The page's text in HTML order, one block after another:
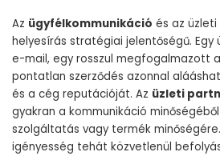
Az ügyfélkommunikáció és az
helyesírás stratégiai jelentőségű.
e-mail, egy rosszul megfogalmazott
pontatlan szerződés azonnal
és a cég reputációját. Az üzleti
gyakran a kommunikáció
szolgáltatás vagy termék
igényesség tehát közvetlenül